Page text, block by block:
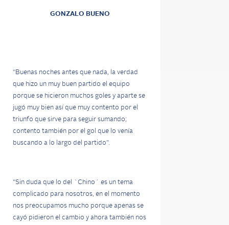
GONZALO BUENO
“Buenas noches antes que nada, la verdad
que hizo un muy buen partido el equipo
porque se hicieron muchos goles y aparte se
jugó muy bien así que muy contento por el
triunfo que sirve para seguir sumando;
contento también por el gol que lo venía
buscando a lo largo del partido”.
“Sin duda que lo del `Chino´ es un tema
complicado para nosotros, en el momento
nos preocupamos mucho porque apenas se
cayó pidieron el cambio y ahora también nos